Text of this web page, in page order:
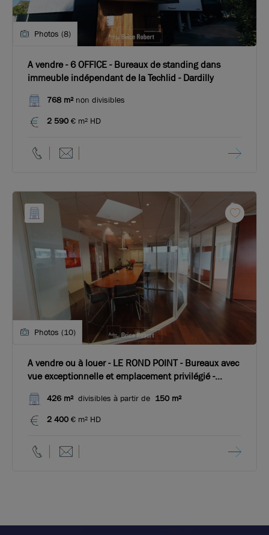
Photos (8)
A vendre - 6 OFFICE - Bureaux de standing dans
immeuble indépendant de la Techlid - Dardilly
768 m²non divisibles
2 590 € m² HD
Photos (10)
A vendre ou à louer - LE ROND POINT - Bureaux avec
vue exceptionnelle et emplacement privilégié -
426 m²divisibles à partir de 150 m²
2 400 € m² HD